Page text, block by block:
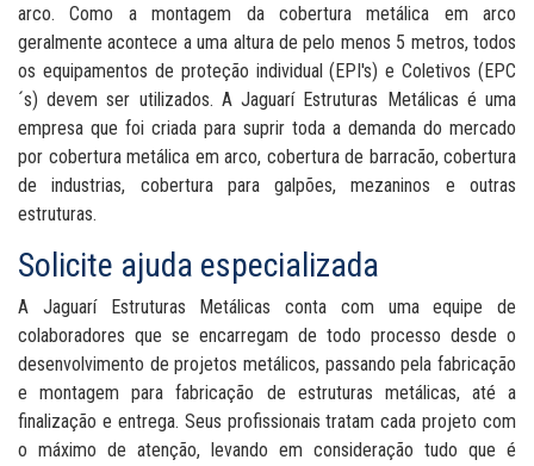
arco. Como a montagem da cobertura metálica em arco
geralmente acontece a uma altura de pelo menos 5 metros, todos
os equipamentos de proteção individual (EPI's) e Coletivos (EPC
´s) devem ser utilizados. A Jaguarí Estruturas Metálicas é uma
empresa que foi criada para suprir toda a demanda do mercado
por cobertura metálica em arco, cobertura de barracão, cobertura
de industrias, cobertura para galpões, mezaninos e outras
estruturas.
Solicite ajuda especializada
A Jaguarí Estruturas Metálicas conta com uma equipe de
colaboradores que se encarregam de todo processo desde o
desenvolvimento de projetos metálicos, passando pela fabricação
e montagem para fabricação de estruturas metálicas, até a
finalização e entrega. Seus profissionais tratam cada projeto com
o máximo de atenção, levando em consideração tudo que é